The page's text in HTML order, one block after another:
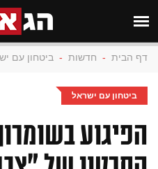
דף הבית - חדשות - ביטחון עם
ביטחון עם ישראל
הפיגוע